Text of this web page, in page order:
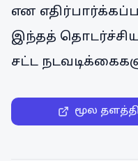
என
இந்தத்
சட்ட
மூல